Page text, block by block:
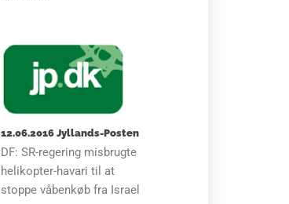
12.06.2016 Jyllands-Posten
DF: SR-regering misbrugte
helikopter-havari til at
stoppe våbenkøb fra Israel